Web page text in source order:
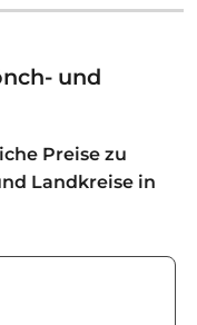
und
Preise zu
Landkreise in